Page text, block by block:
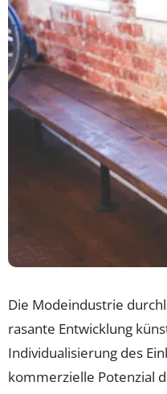
Die Modeindustrie
rasante Entwicklung
Individualisierung des
kommerzielle Potenzial